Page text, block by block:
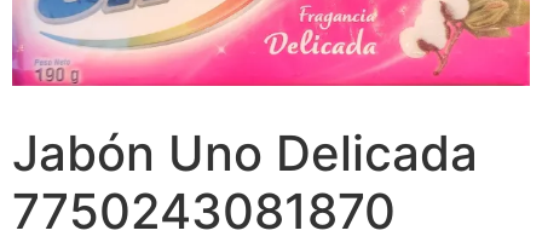
Jabón Uno Delicada
7750243081870